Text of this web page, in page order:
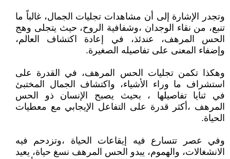
وتجدر الإشارة إلى أن مشاهدات تجليات الجمال، غالباً ما
تنبع، من نقاء الوجدان ،وشفافية الروح، حيث يتجلى وهج
الحس المرهف، عندئذ، في إعادة اكتشاف العالم،
وإضفاء المعنى على تفاصيله الصغيرة.
وهكذا تكمن تجليات الحس المرهف، في القدرة على
استشراف ما وراء الأشياء، واكتشاف الجمال المختبئ
في ثنايا تفاصيلها ، بحيث يصبح الإنسان ذو الحس
المرهف ،أكثر قدرة على التفاعل الإيجابي مع معطيات
الحياة.
وفي عصر تتسارع فيه إيقاعات الحياة ،وتزدحم فيه
الانشغالات، والهموم، يبدو الحس المرهف نسغ حياة، يعيد